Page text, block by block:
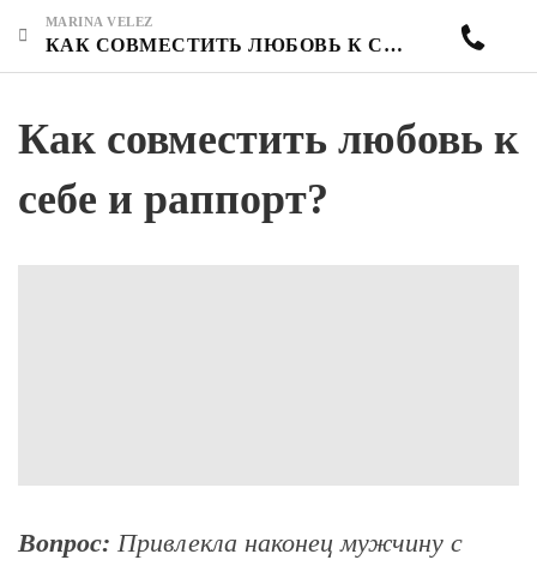
MARINA VELEZ
КАК СОВМЕСТИТЬ ЛЮБОВЬ К СЕБЕ И РАППОРТ?
Как совместить любовь к
себе и раппорт?
Вопрос: Привлекла наконец мужчину с